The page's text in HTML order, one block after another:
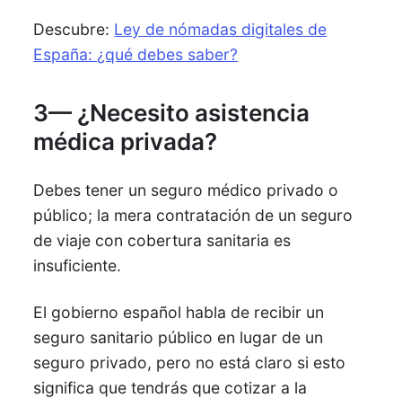
Descubre: Ley de nómadas digitales de
España: ¿qué debes saber?
3— ¿Necesito asistencia
médica privada?
Debes tener un seguro médico privado o
público; la mera contratación de un seguro
de viaje con cobertura sanitaria es
insuficiente.
El gobierno español habla de recibir un
seguro sanitario público en lugar de un
seguro privado, pero no está claro si esto
significa que tendrás que cotizar a la